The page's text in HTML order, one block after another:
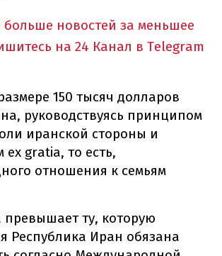
больше новостей за меньшее
на 24 Канал в Telegram
150 тысяч долларов
руководствуясь принципом
иранской стороны и
ex gratia, то есть,
отношения к семьям
превышает ту, которую
Республика Иран обязана